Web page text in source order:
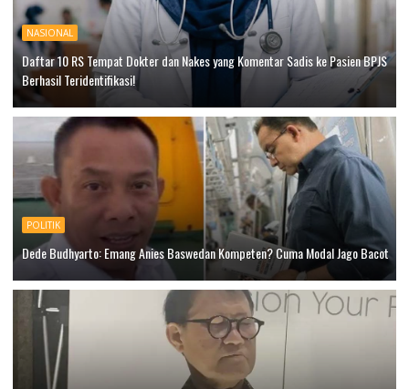
NASIONAL
Daftar 10 RS Tempat Dokter dan Nakes yang Komentar Sadis ke Pasien BPJS
Berhasil Teridentifikasi!
POLITIK
Dede Budhyarto: Emang Anies Baswedan Kompeten? Cuma Modal Jago Bacot